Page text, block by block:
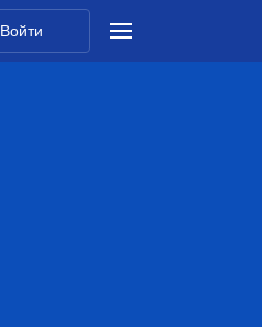
Войти